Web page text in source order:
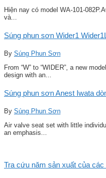
Hiện nay có model WA-101-
và...
Súng phun sơn Wider1
By Súng Phun Sơn
From “W” to “WIDER”, a new
design with an...
Súng phun sơn Anest Iwata
By Súng Phun Sơn
Air valve seat set with little
an emphasis...
Tra cứu năm sản xuất của